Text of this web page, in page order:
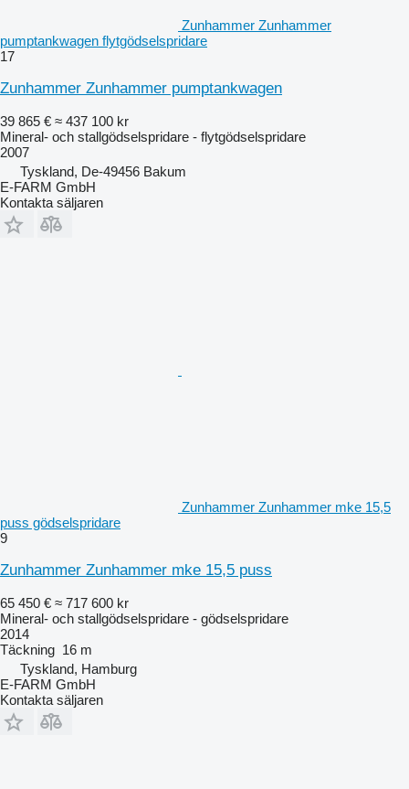
Zunhammer Zunhammer
pumptankwagen flytgödselspridare
17
Zunhammer Zunhammer pumptankwagen
39 865 € ≈ 437 100 kr
Mineral- och stallgödselspridare - flytgödselspridare
2007
Tyskland, De-49456 Bakum
E-FARM GmbH
Kontakta säljaren
Zunhammer Zunhammer mke 15,5
puss gödselspridare
9
Zunhammer Zunhammer mke 15,5 puss
65 450 € ≈ 717 600 kr
Mineral- och stallgödselspridare - gödselspridare
2014
Täckning 16 m
Tyskland, Hamburg
E-FARM GmbH
Kontakta säljaren